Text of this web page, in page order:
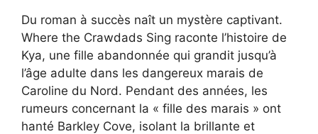
Du roman à succès naît un mystère captivant.
Where the Crawdads Sing raconte l’histoire de
Kya, une fille abandonnée qui grandit jusqu’à
l’âge adulte dans les dangereux marais de
Caroline du Nord. Pendant des années, les
rumeurs concernant la « fille des marais » ont
hanté Barkley Cove, isolant la brillante et